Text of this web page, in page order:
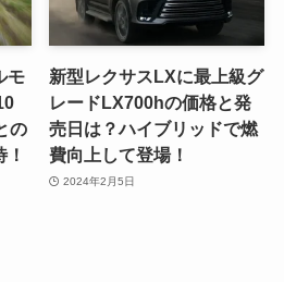
モ
の
新型レクサスLXに最上級グ
レードLX700hの価格と発
売日は？ハイブリッドで燃
費向上して登場！
2024年2月5日